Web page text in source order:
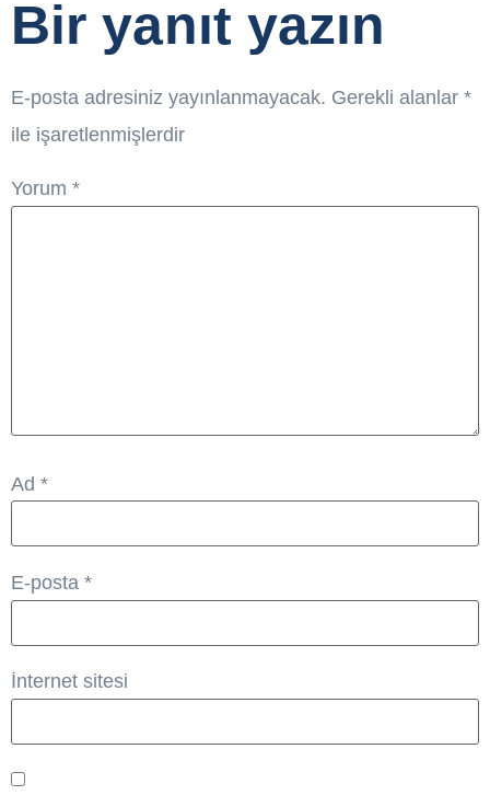
Bir yanıt yazın
E-posta adresiniz yayınlanmayacak. Gerekli alanlar *
ile işaretlenmişlerdir
Yorum *
Ad *
E-posta *
İnternet sitesi